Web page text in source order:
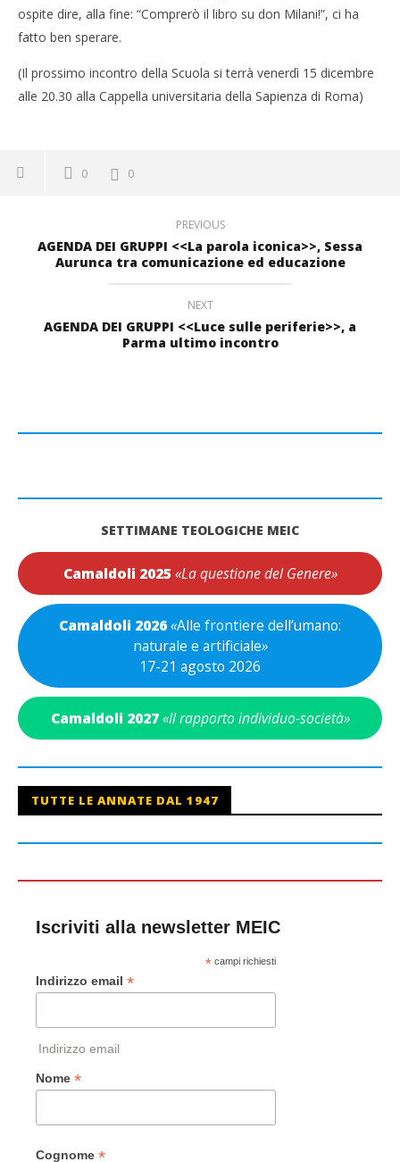
ospite dire, alla fine: “Comprerò il libro su don Milani!”, ci ha
fatto ben sperare.
(Il prossimo incontro della Scuola si terrà venerdì 15 dicembre
alle 20.30 alla Cappella universitaria della Sapienza di Roma)
0 0
PREVIOUS
AGENDA DEI GRUPPI <<La parola iconica>>, Sessa
Aurunca tra comunicazione ed educazione
NEXT
AGENDA DEI GRUPPI <<Luce sulle periferie>>, a
Parma ultimo incontro
SETTIMANE TEOLOGICHE MEIC
Camaldoli 2025 «La questione del Genere»
Camaldoli 2026«Alle frontiere dell’umano:
naturale e artificiale»
17-21 agosto 2026
Camaldoli 2027 «Il rapporto individuo-società»
TUTTE LE ANNATE DAL 1947
Iscriviti alla newsletter MEIC
*campi richiesti
Indirizzo email *
Indirizzo email
Nome *
Cognome *